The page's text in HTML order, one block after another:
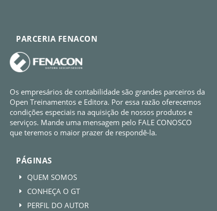
PARCERIA FENACON
Os empresários de contabilidade são grandes parceiros da
Open Treinamentos e Editora. Por essa razão oferecemos
condições especiais na aquisição de nossos produtos e
serviços. Mande uma mensagem pelo FALE CONOSCO
que teremos o maior prazer de respondê-la.
PÁGINAS
E QUEM SOMOS
E CONHEÇA O GT
E PERFIL DO AUTOR